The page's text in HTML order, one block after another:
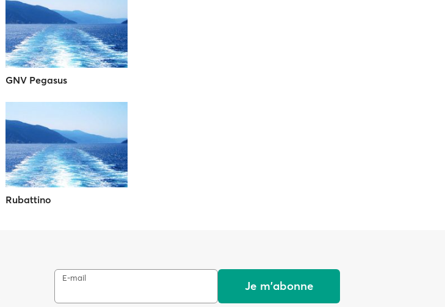
GNV Pegasus
Rubattino
E-mail
Je m'abonne